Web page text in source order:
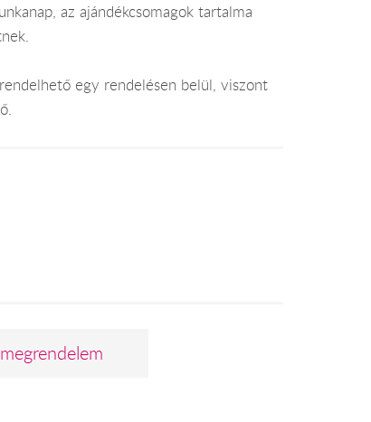
az ajándékcsomagok tartalma
egy rendelésen belül, viszont